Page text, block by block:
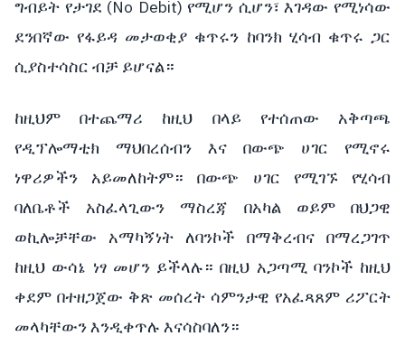
ግብይት የታገደ (No Debit) የሚሆን ሲሆን፣ እገዳው የሚነሳው
ደንበኛው የፋይዳ መታወቂያ ቁጥሩን ከባንክ ሂሳብ ቁጥሩ ጋር
ሲያስተሳስር ብቻ ይሆናል።
ከዚህም በተጨማሪ ከዚህ በላይ የተሰጠው
አቅጣጫ
የዲፕሎማቲክ
ማህበረሰብን እና በውጭ ሀገር
የሚኖሩ
ነዋሪዎችን
አይመለከትም። በውጭ ሀገር የሚገኙ
የሂሳብ
ባለቤቶች
አስፈላጊውን ማስረጃ በአካል ወይም
በህጋዊ
ወኪሎቻቸው
አማካኝነት ለባንኮች በማቅረብና
በማረጋገጥ
ከዚህ ውሳኔ ነፃ መሆን ይችላሉ። በዚህ አጋጣሚ ባንኮች ከዚህ
ቀደም በተዘጋጀው ቅጽ መሰረት ሳምንታዊ የአፈጻጸም ሪፖርት
መላካቸውን እንዲቀጥሉ እናሳስባለን።